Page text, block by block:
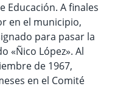
Educación. A finales
en el municipio,
para pasar la
«Ñico López». Al
de 1967,
en el Comité